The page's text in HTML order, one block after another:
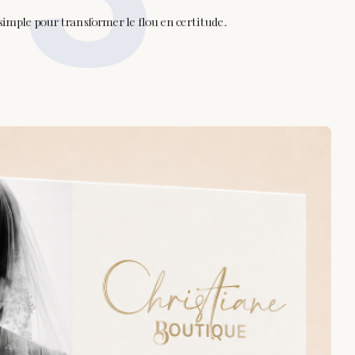
pour transformer le flou en certitude.